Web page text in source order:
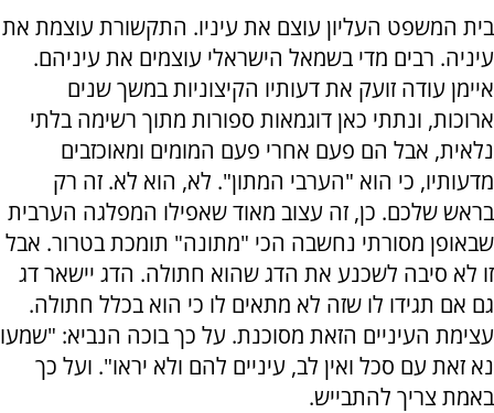
בית המשפט העליון עוצם את עיניו. התקשורת עוצמת את
עיניה. רבים מדי בשמאל הישראלי עוצמים את עיניהם.
איימן עודה זועק את דעותיו הקיצוניות במשך שנים
ארוכות, ונתתי כאן דוגמאות ספורות מתוך רשימה בלתי
נלאית, אבל הם פעם אחרי פעם המומים ומאוכזבים
מדעותיו, כי הוא "הערבי המתון". לא, הוא לא. זה רק
בראש שלכם. כן, זה עצוב מאוד שאפילו המפלגה הערבית
שבאופן מסורתי נחשבה הכי "מתונה" תומכת בטרור. אבל
זו לא סיבה לשכנע את הדג שהוא חתולה. הדג יישאר דג
גם אם תגידו לו שזה לא מתאים לו כי הוא בכלל חתולה.
עצימת העיניים הזאת מסוכנת. על כך בוכה הנביא: "שמעו
נא זאת עם סכל ואין לב, עיניים להם ולא יראו". ועל כך
באמת צריך להתבייש.